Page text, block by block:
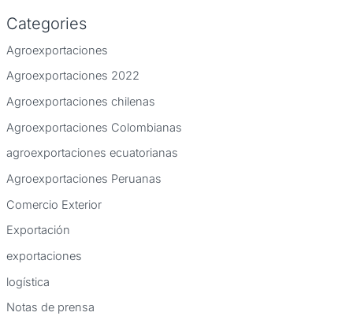
Categories
Agroexportaciones
Agroexportaciones 2022
Agroexportaciones chilenas
Agroexportaciones Colombianas
agroexportaciones ecuatorianas
Agroexportaciones Peruanas
Comercio Exterior
Exportación
exportaciones
logística
Notas de prensa